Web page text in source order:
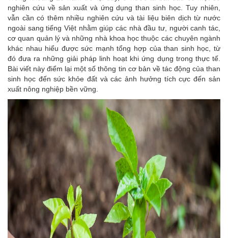
nghiên cứu về sản xuất và ứng dụng than sinh học. Tuy nhiên,
vẫn cần có thêm nhiều nghiên cứu và tài liệu biên dịch từ nước
ngoài sang tiếng Việt nhằm giúp các nhà đầu tư, người canh tác,
cơ quan quản lý và những nhà khoa học thuộc các chuyên ngành
khác nhau hiểu được sức mạnh tổng hợp của than sinh học, từ
đó đưa ra những giải pháp linh hoạt khi ứng dụng trong thực tế.
Bài viết này điểm lại một số thông tin cơ bản về tác động của than
sinh học đến sức khỏe đất và các ảnh hưởng tích cực đến sản
xuất nông nghiệp bền vững.